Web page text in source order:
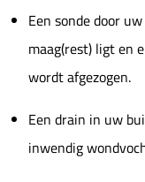
Een sonde door
maag(rest) ligt en
wordt afgezogen.
Een drain in uw
inwendig